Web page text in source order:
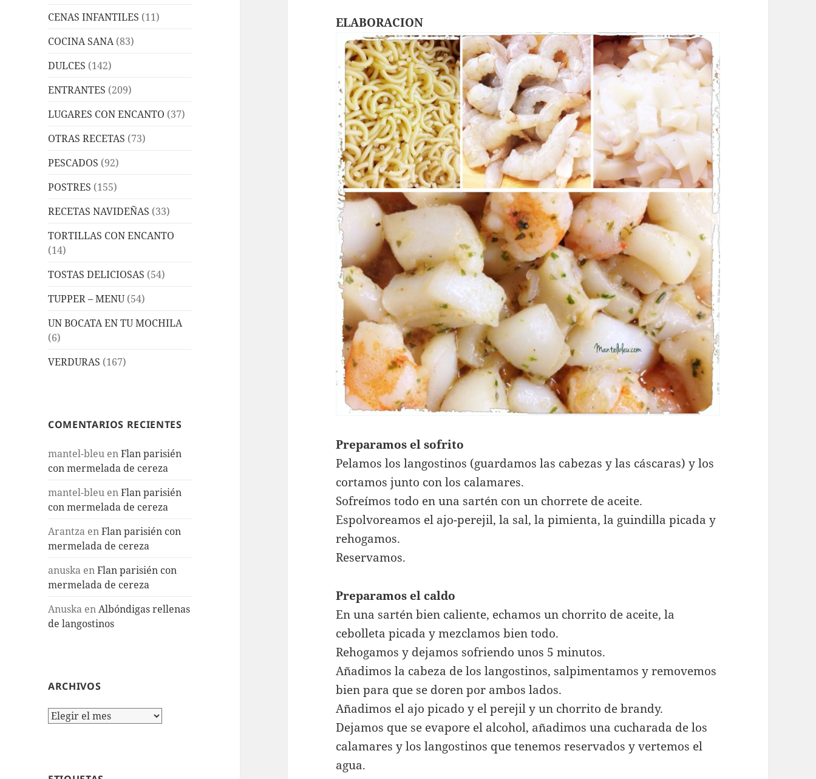
CENAS INFANTILES (11)
COCINA SANA(83)
DULCES (142)
ENTRANTES (209)
LUGARES CON ENCANTO (37)
OTRAS RECETAS (73)
PESCADOS (92)
POSTRES (155)
RECETAS NAVIDEÑAS (33)
TORTILLAS CON ENCANTO
(14)
TOSTAS DELICIOSAS (54)
TUPPER – MENU(54)
UN BOCATA EN TU MOCHILA
(6)
VERDURAS (167)
COMENTARIOS RECIENTES
mantel-bleu enFlan parisién
con mermelada de cereza
mantel-bleu enFlan parisién
con mermelada de cereza
Arantza enFlan parisién con
mermelada de cereza
anuska enFlan parisién con
mermelada de cereza
Anuska enAlbóndigas rellenas
de langostinos
ARCHIVOS
Archivos
ELABORACION
Preparamos el sofrito
Pelamos los langostinos (guardamos las cabezas y las cáscaras) y los
cortamos junto con los calamares.
Sofreímos todo en una sartén con un chorrete de aceite.
Espolvoreamos el ajo-perejil, la sal, la pimienta, la guindilla picada y
rehogamos.
Reservamos.
Preparamos el caldo
En una sartén bien caliente, echamos un chorrito de aceite, la
cebolleta picada y mezclamos bien todo.
Rehogamos y dejamos sofriendo unos 5 minutos.
Añadimos la cabeza de los langostinos, salpimentamos y removemos
bien para que se doren por ambos lados.
Añadimos el ajo picado y el perejil y un chorrito de brandy.
Dejamos que se evapore el alcohol, añadimos una cucharada de los
calamares y los langostinos que tenemos reservados y vertemos el
agua.